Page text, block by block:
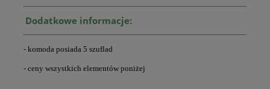
Dodatkowe informacje:
- komoda posiada 5 szuflad
- ceny wszystkich elementów poniżej